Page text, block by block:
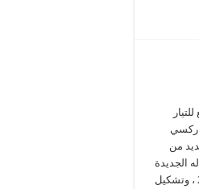
للتيار
العديد من
الجديدة
التي نشأت في البلاد بعد انتخابات دجنبر 2007 ، وتشكيل